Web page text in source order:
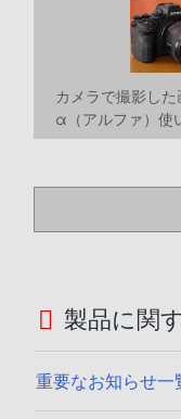
カメラで撮影し
α（アルファ）使
製品に関
重要なお知らせ一